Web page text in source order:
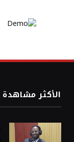
الأكثر مشاهدة